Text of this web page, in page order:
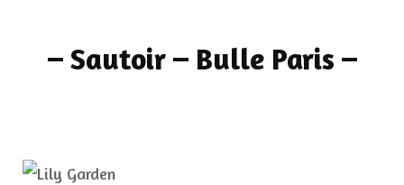
– Sautoir – Bulle Paris –